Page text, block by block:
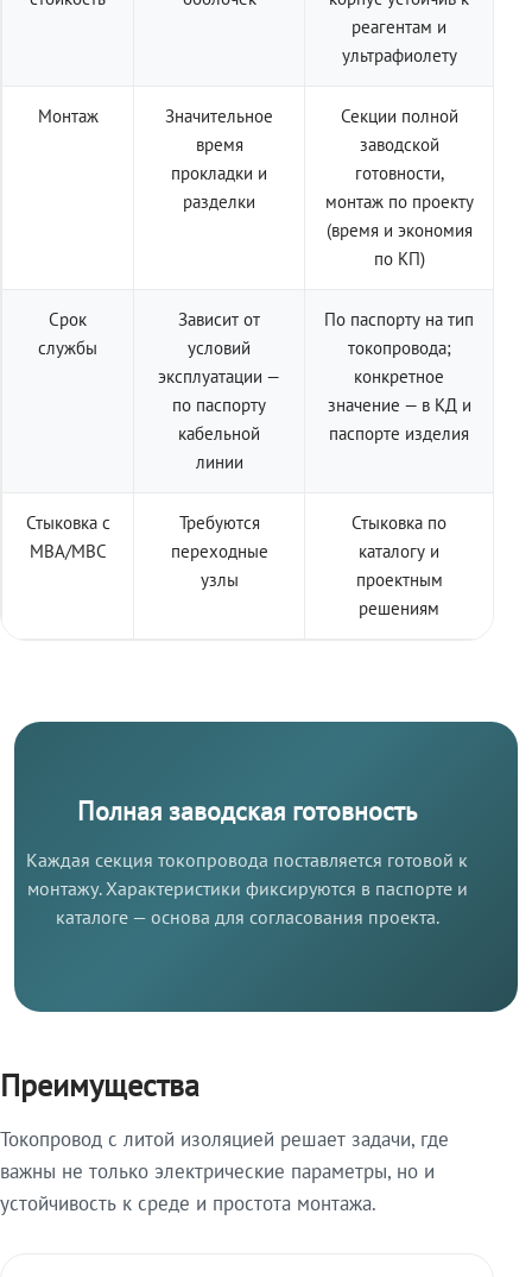
реагентам и
ультрафиолету
Монтаж
Значительное
время
прокладки и
разделки
Секции полной
заводской
готовности,
монтаж по проекту
(время и экономия
по КП)
Срок
службы
Зависит от
условий
эксплуатации —
по паспорту
кабельной
линии
По паспорту на тип
токопровода;
конкретное
значение — в КД и
паспорте изделия
Стыковка с
МВА/МВС
Требуются
переходные
узлы
Стыковка по
каталогу и
проектным
решениям
Полная заводская готовность
Каждая секция токопровода поставляется готовой к
монтажу. Характеристики фиксируются в паспорте и
каталоге — основа для согласования проекта.
Преимущества
Токопровод с литой изоляцией решает задачи, где
важны не только электрические параметры, но и
устойчивость к среде и простота монтажа.